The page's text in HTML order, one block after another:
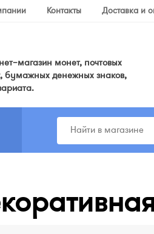
Контакты Доставка и
монет, почтовых
бумажных денежных знаков,